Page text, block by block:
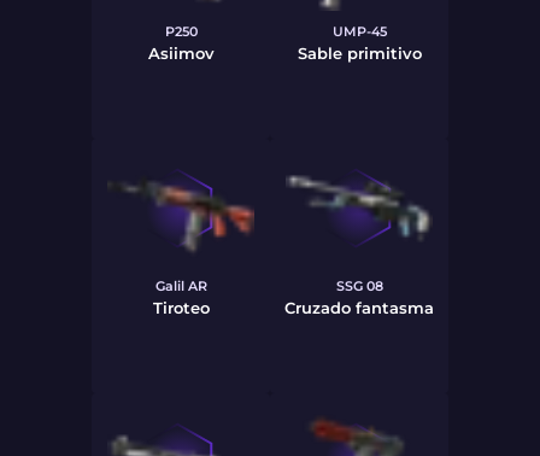
P250
Asiimov
UMP-45
Sable primitivo
Galil AR
Tiroteo
SSG 08
Cruzado fantasma